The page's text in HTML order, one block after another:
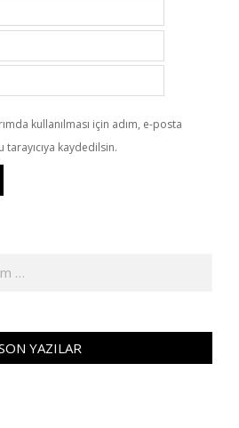
kullanılması için adım, e-posta
kaydedilsin.
YAZILAR